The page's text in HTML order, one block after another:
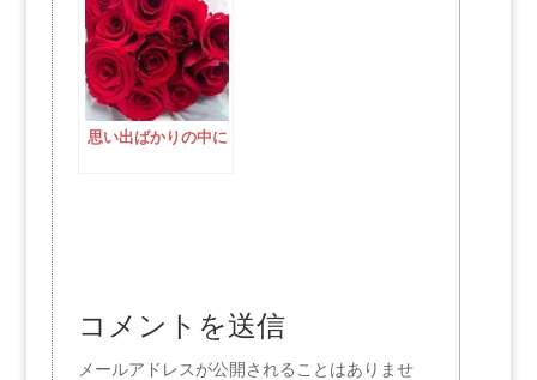
思い出ばかりの中に
コメントを送信
メールアドレスが公開されることはありませ